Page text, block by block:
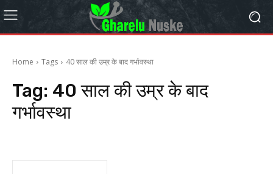
Home Tags 40 साल की उम्र के बाद गर्भावस्था
Tag: 40 साल की उम्र के बाद
गर्भावस्था